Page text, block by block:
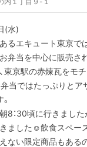
(水)
るエキュート東京で
弁当を中心に販売さ
東京駅の赤煉瓦をモ
弁当ではたっぷりと
8：30頃に行きました
ました☺️飲食スペー
ない限定商品もある